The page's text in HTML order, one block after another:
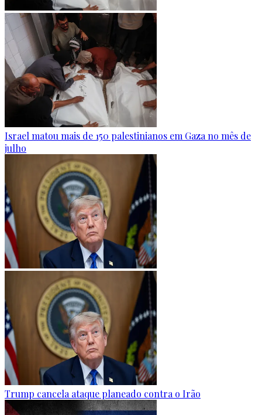
Israel matou mais de 150 palestinianos em Gaza no mês de
julho
Trump cancela ataque planeado contra o Irão